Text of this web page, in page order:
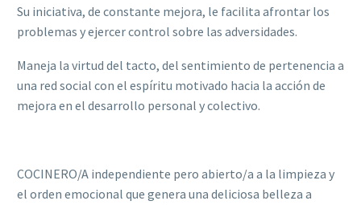
Su iniciativa, de constante mejora, le facilita afrontar los
problemas y ejercer control sobre las adversidades.
Maneja la virtud del tacto, del sentimiento de pertenencia a
una red social con el espíritu motivado hacia la acción de
mejora en el desarrollo personal y colectivo.
COCINERO/A independiente pero abierto/a a la limpieza y
el orden emocional que genera una deliciosa belleza a